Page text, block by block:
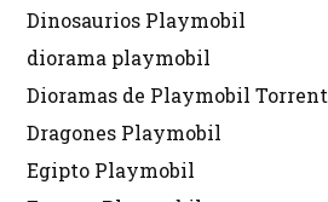
Dinosaurios Playmobil
diorama playmobil
Dioramas de Playmobil Torrent
Dragones Playmobil
Egipto Playmobil